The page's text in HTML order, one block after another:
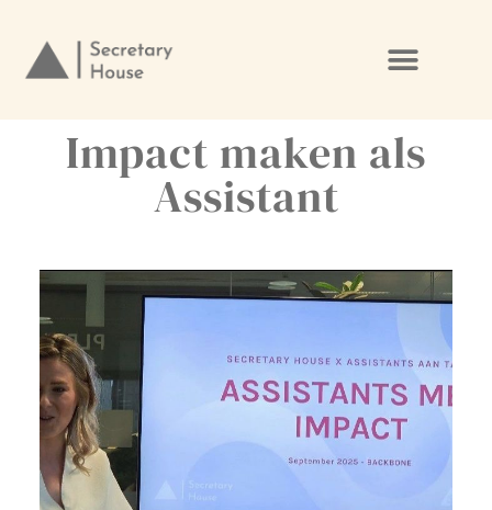
Ga
inhoudImpact maken als
Assistant